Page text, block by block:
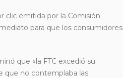
clic emitida por la Comisión
para que los consumidores
que «la FTC excedió su
que no contemplaba las